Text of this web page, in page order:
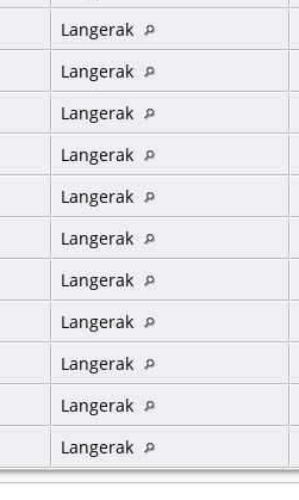
Langerak
Langerak
Langerak
Langerak
Langerak
Langerak
Langerak
Langerak
Langerak
Langerak
Langerak